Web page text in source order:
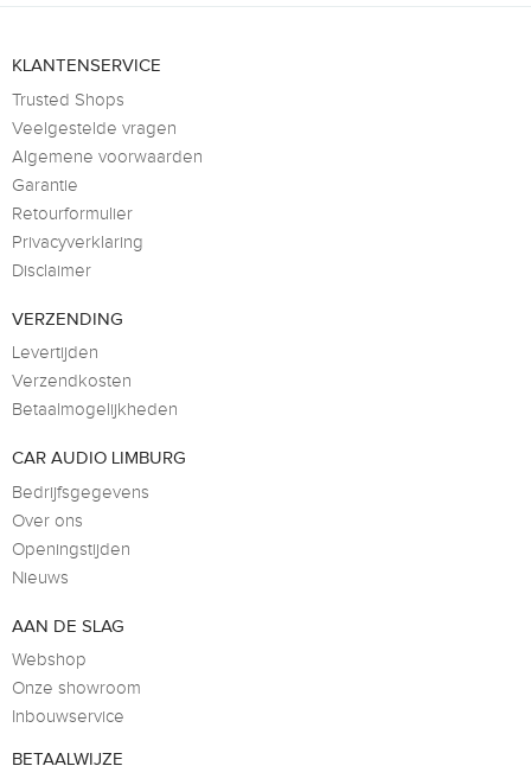
KLANTENSERVICE
Trusted Shops
Veelgestelde vragen
Algemene voorwaarden
Garantie
Retourformulier
Privacyverklaring
Disclaimer
VERZENDING
Levertijden
Verzendkosten
Betaalmogelijkheden
CAR AUDIO LIMBURG
Bedrijfsgegevens
Over ons
Openingstijden
Nieuws
AAN DE SLAG
Webshop
Onze showroom
Inbouwservice
BETAALWIJZE